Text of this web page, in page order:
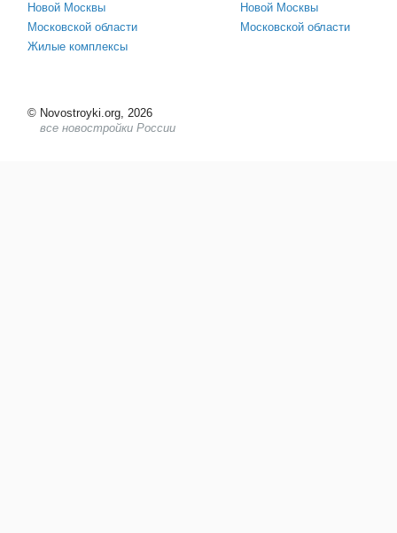
Новой Москвы
Московской области
Жилые комплексы
Новой Москвы
Московской области
© Novostroyki.org, 2026
все новостройки России